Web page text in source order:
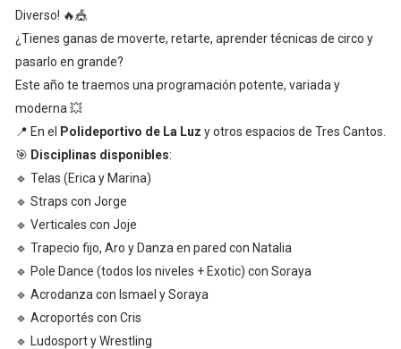
Diverso! 🔥🎪
¿Tienes ganas de moverte, retarte, aprender técnicas de circo y
pasarlo en grande?
Este año te traemos una programación potente, variada y
moderna 💥
📍 En el
Polideportivo de La Luz y otros espacios de Tres Cantos.
🎯 Disciplinas disponibles:
🔹 Telas (Erica y Marina)
🔹 Straps con Jorge
🔹 Verticales con Joje
🔹 Trapecio fijo, Aro y Danza en pared con Natalia
🔹 Pole Dance (todos los niveles + Exotic) con Soraya
🔹 Acrodanza con Ismael y Soraya
🔹 Acroportés con Cris
🔹 Ludosport y Wrestling